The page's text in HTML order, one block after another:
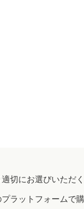
切にお選びいただ
ラットフォームで